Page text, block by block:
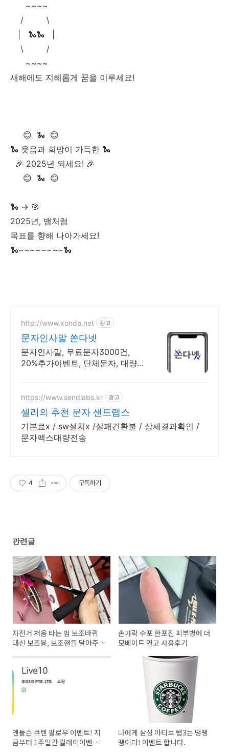
~~~~
/ \
| 🐍🐍 |
\ /
~~~~
새해에도 지혜롭게 꿈을 이루세요!
😊 🐍 😊
🐍 웃음과 희망이 가득한 🐍
🎉 2025년 되세요! 🎉
😊 🐍 😊
🐍 → 🎯
2025년, 뱀처럼
목표를 향해 나아가세요!
🐍~~~~~~~~🐍
http://www.xonda.net 광고
문자인사말 쏜다넷
문자인사말, 무료문자3000건,
20%추가이벤트, 단체문자, 대량문
https://www.sendlabs.kr 광고
셀러의 추천 문자 샌드랩스
기본료x / sw설치x /실패건환불 / 상세결과확인 /
문자팩스대량전송
4 구독하기
관련글
자전거 처음 타는 법 보조바퀴
대신 보조봉, 보조핸들 달아주세
손가락 수포 한포진 피부병에 더
모베이트 연고 사용후기
엔돌슨 큐텐 팔로우 이벤트! 지
금부터 1주일간 릴레이이벤트
나에게 삼성 아티브 탭3는 땡땡
땡이다! 이벤트 합니다.